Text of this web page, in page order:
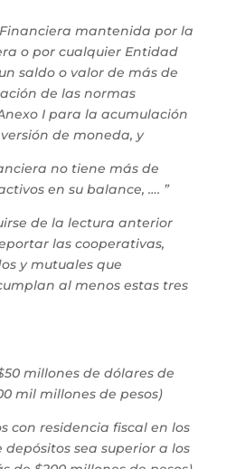
mantenida por la
o por cualquier Entidad
saldo o valor de más de
de las normas
I para la acumulación
de moneda, y
no tiene más de
en su balance, …. ”
de la lectura anterior
las cooperativas,
y mutuales que
al menos estas tres
millones de dólares de
mil millones de pesos)
con residencia fiscal en los
depósitos sea superior a los